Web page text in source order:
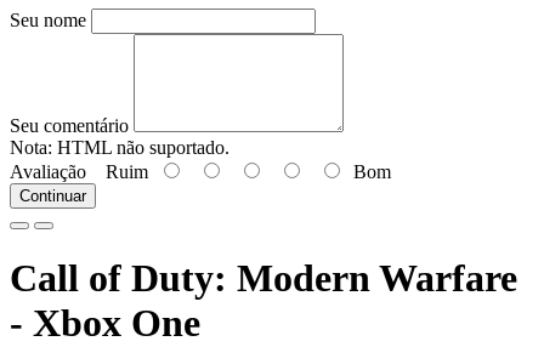
Seu nome
Seu comentário
Nota: HTML não suportado.
Avaliação Ruim Bom
Continuar
Call of Duty: Modern Warfare
- Xbox One